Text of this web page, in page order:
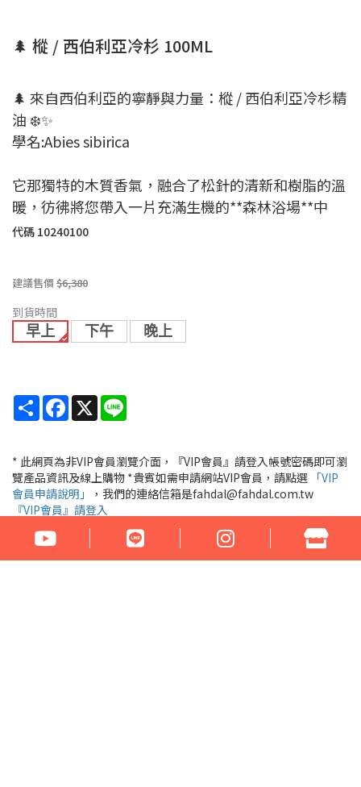
🌲 樅 / 西伯利亞冷杉 100ML
🌲 來自西伯利亞的寧靜與力量：樅 / 西伯利亞冷杉精
油 ❄️✨
學名:Abies sibirica
它那獨特的木質香氣，融合了松針的清新和樹脂的溫
暖，彷彿將您帶入一片充滿生機的**森林浴場**中
代碼 10240100
建議售價$6,380
到貨時間
早上
下午 晚上
Share Facebook
X
* 此網頁為非VIP會員瀏覽介面，『VIP會員』請登入帳號密碼即可瀏
覽產品資訊及線上購物 *貴賓如需申請網站VIP會員，請點選 「VIP
會員申請說明」
，我們的連絡信箱是fahdal@fahdal.com.tw
『VIP會員』請登入